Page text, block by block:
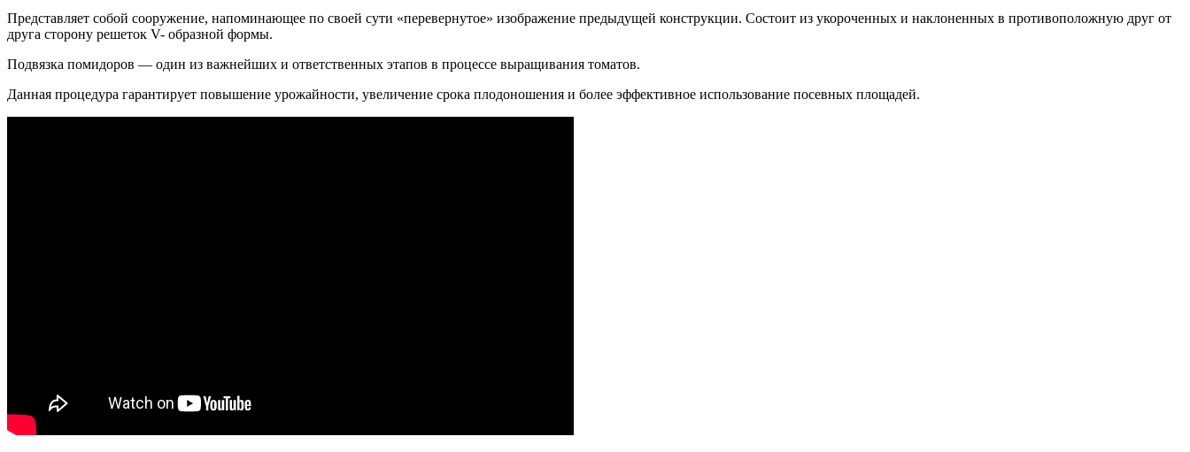
Представляет собой сооружение, напоминающее по своей сути «перевернутое» изображение предыдущей конструкции. Состоит из укороченных и наклоненных в противоположную друг от
друга сторону решеток V- образной формы.
Подвязка помидоров — один из важнейших и ответственных этапов в процессе выращивания томатов.
Данная процедура гарантирует повышение урожайности, увеличение срока плодоношения и более эффективное использование посевных площадей.